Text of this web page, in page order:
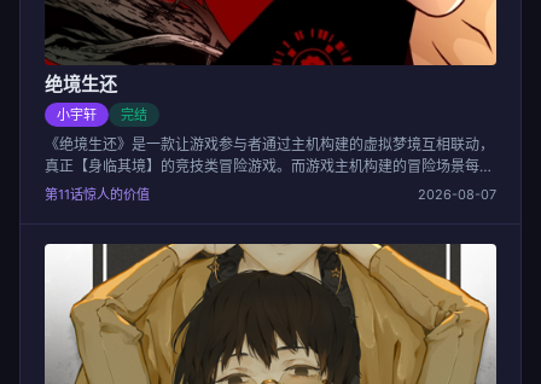
绝境生还
小宇轩 完结
《绝境生还》是一款让游戏参与者通过主机构建的虚拟梦境互相联动，
真正【身临其境】的竞技类冒险游戏。而游戏主机构建的冒险场景每次
都大不相同，有如“恶灵古堡”一般的恐怖故事，也有对抗上古猛兽的进
和这个游戏里是帅气小哥哥，现实里是失忆小正太的同居和游戏冒险生
第11话惊人的价值 2026-08-07